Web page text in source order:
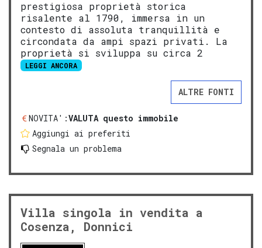
prestigiosa proprietà storica
risalente al 1790, immersa in un
contesto di assoluta tranquillità e
circondata da ampi spazi privati. La
proprietà si sviluppa su circa 2
LEGGI ANCORA
ALTRE FONTI
NOVITA':VALUTA questo immobile
Aggiungi ai preferiti
Segnala un problema
Villa singola in vendita a
Cosenza, Donnici